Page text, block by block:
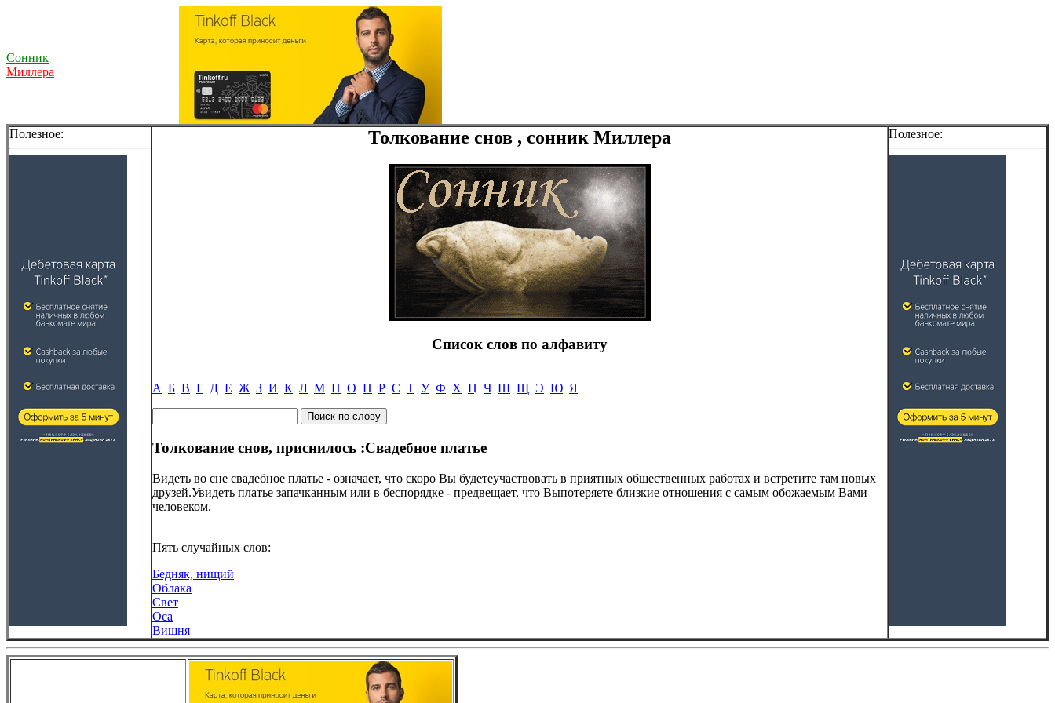
Сонник
Миллера
Полезное: Толкование снов , сонник Миллера
Список слов по алфавиту
А Б В Г Д Е Ж З И К Л М Н О П Р С Т У Ф Х Ц Ч Ш Щ Э Ю Я
Толкование снов, приснилось :Свадебное платье
Видеть во сне свадебное платье - означает, что скоро Вы будетеучаствовать в приятных общественных работах и встретите там новых
друзей.Увидеть платье запачканным или в беспорядке - предвещает, что Выпотеряете близкие отношения с самым обожаемым Вами
человеком.
Пять случайных слов:
Бедняк, нищий
Облака
Свет
Оса
Вишня
Полезное: